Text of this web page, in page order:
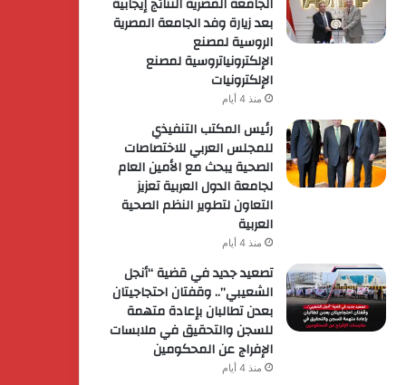
بعد زيارة وفد الجامعة المصرية
الروسية لمصنع
الإلكترونياتروسية لمصنع
الإلكترونيات
منذ 4 أيام
رئيس المكتب التنفيذي
للمجلس العربي للاختصاصات
الصحية يبحث مع الأمين العام
لجامعة الدول العربية تعزيز
التعاون لتطوير النظم الصحية
العربية
منذ 4 أيام
تصعيد جديد في قضية “أنجل
الشعيبي”.. وقفتان احتجاجيتان
بعدن تطالبان بإعادة متهمة
للسجن والتحقيق في ملابسات
الإفراج عن المحكومين
منذ 4 أيام